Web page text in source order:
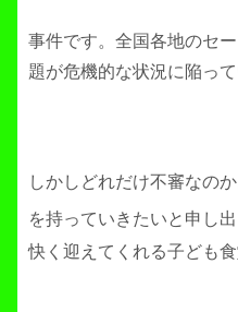
事件です。全国各地のセ
題が危機的な状況に陥って
しかしどれだけ不審なの
を持っていきたいと申し
快く迎えてくれる子ども